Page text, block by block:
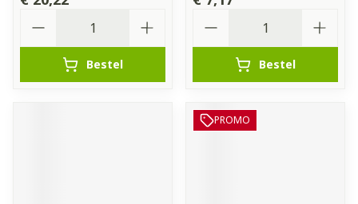
Bestel Bestel
PROMO